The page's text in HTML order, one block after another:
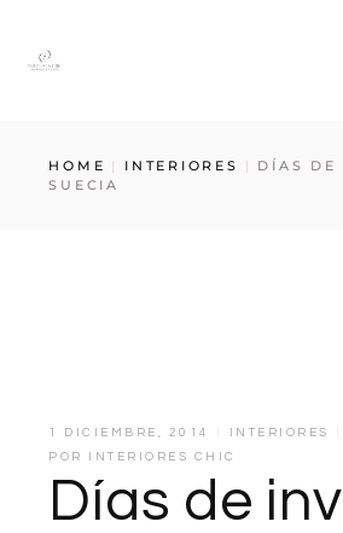
HOME INTERIORES
DÍAS DE
SUECIA
1 DICIEMBRE, 2014
INTERIORES
POR
INTERIORES CHIC
Días de